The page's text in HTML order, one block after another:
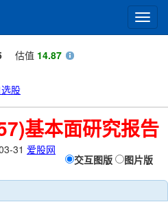
估值 14.87
股
基本面研究报告
31 爱股网
交互图版 图片版